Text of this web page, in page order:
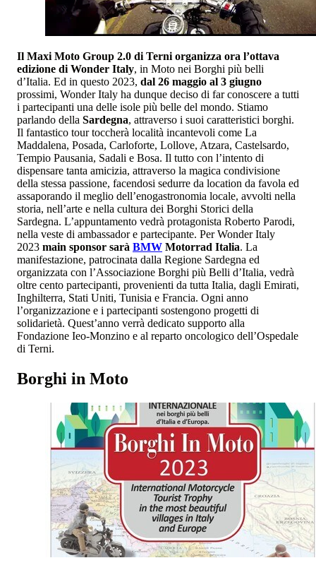
Il Maxi Moto Group 2.0 di Terni organizza ora l’ottava
edizione di Wonder Italy, in Moto nei Borghi più belli
d’Italia. Ed in questo 2023, dal 26 maggio al 3 giugno
prossimi, Wonder Italy ha dunque deciso di far conoscere a tutti
i partecipanti una delle isole più belle del mondo. Stiamo
parlando della Sardegna, attraverso i suoi caratteristici borghi.
Il fantastico tour toccherà località incantevoli come La
Maddalena, Posada, Carloforte, Lollove, Atzara, Castelsardo,
Tempio Pausania, Sadali e Bosa. Il tutto con l’intento di
dispensare tanta amicizia, attraverso la magica condivisione
della stessa passione, facendosi sedurre da location da favola ed
assaporando il meglio dell’enogastronomia locale, avvolti nella
storia, nell’arte e nella cultura dei Borghi Storici della
Sardegna. L’appuntamento vedrà protagonista Roberto Parodi,
nella veste di ambassador e partecipante. Per Wonder Italy
2023 main sponsor sarà BMW Motorrad Italia. La
manifestazione, patrocinata dalla Regione Sardegna ed
organizzata con l’Associazione Borghi più Belli d’Italia, vedrà
oltre cento partecipanti, provenienti da tutta Italia, dagli Emirati,
Inghilterra, Stati Uniti, Tunisia e Francia. Ogni anno
l’organizzazione e i partecipanti sostengono progetti di
solidarietà. Quest’anno verrà dedicato supporto alla
Fondazione Ieo-Monzino e al reparto oncologico dell’Ospedale
di Terni.
Borghi in Moto